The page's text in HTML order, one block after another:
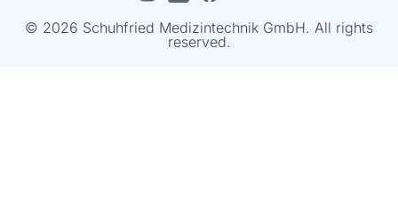
© 2026 Schuhfried Medizintechnik GmbH. All rights
reserved.